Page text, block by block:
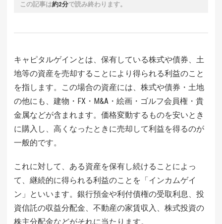
この記事は約2分で読み終わります。
キャピタルゲインとは、保有している株式や債券、土
地等の資産を売却することにより得られる利益のこと
を指します。この場合の資産には、株式や債券・土地
の他にも、建物・FX・M&A・絵画・ゴルフ会員権・貴
金属などが含まれます。価格変動するものを安いとき
に購入し、高くなったときに売却して利益を得るのが
一般的です。
これに対して、ある資産を保有し続けることによっ
て、継続的に得られる利益のことを「インカムゲイ
ン」といいます。銀行預金や利付債権の受取利息、投
資信託の収益分配金、不動産の家賃収入、株式投資の
株主分配金などがそれに当たります。